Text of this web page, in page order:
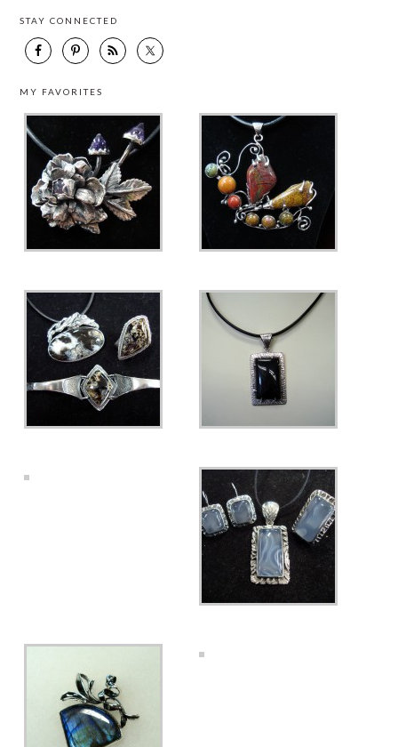
STAY CONNECTED
MY FAVORITES